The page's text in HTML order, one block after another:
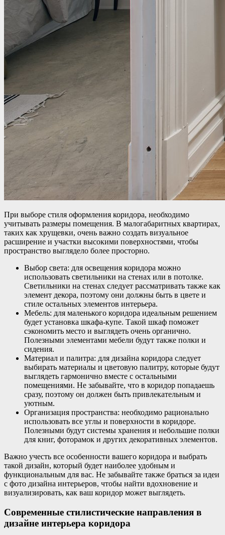
При выборе стиля оформления коридора, необходимо
учитывать размеры помещения. В малогабаритных квартирах,
таких как хрущевки, очень важно создать визуальное
расширение и участки высокими поверхностями, чтобы
пространство выглядело более просторно.
Выбор света: для освещения коридора можно
использовать светильники на стенах или в потолке.
Светильники на стенах следует рассматривать также как
элемент декора, поэтому они должны быть в цвете и
стиле остальных элементов интерьера.
Мебель: для маленького коридора идеальным решением
будет установка шкафа-купе. Такой шкаф поможет
сэкономить место и выглядеть очень органично.
Полезными элементами мебели будут также полки и
сидения.
Материал и палитра: для дизайна коридора следует
выбирать материалы и цветовую палитру, которые будут
выглядеть гармонично вместе с остальными
помещениями. Не забывайте, что в коридор попадаешь
сразу, поэтому он должен быть привлекательным и
уютным.
Организация пространства: необходимо рационально
использовать все углы и поверхности в коридоре.
Полезными будут системы хранения и небольшие полки
для книг, фоторамок и других декоративных элементов.
Важно учесть все особенности вашего коридора и выбрать
такой дизайн, который будет наиболее удобным и
функциональным для вас. Не забывайте также браться за идеи
с фото дизайна интерьеров, чтобы найти вдохновение и
визуализировать, как ваш коридор может выглядеть.
Современные стилистические направления в
дизайне интерьера коридора